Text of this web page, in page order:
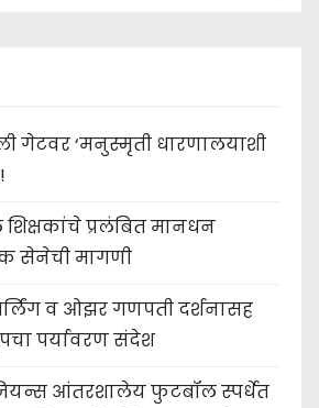
गेटवर ‘मनुस्मृती धारणालयाशी
प्रलंबित मानधन
सेनेची मागणी
व ओझर गणपती दर्शनासह
पर्यावरण संदेश
आंतरशालेय फुटबॉल स्पर्धेत